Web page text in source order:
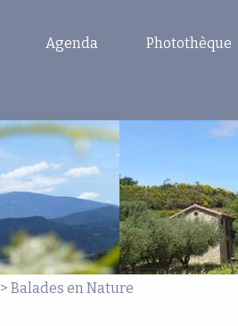
Agenda Photothèque
> Balades en Nature